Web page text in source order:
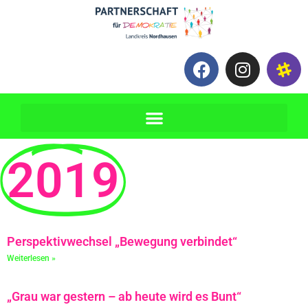
2019
Perspektivwechsel „Bewegung verbindet“
Weiterlesen »
„Grau war gestern – ab heute wird es Bunt“